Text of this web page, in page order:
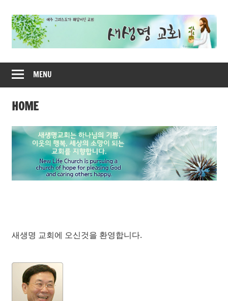
content
새
생
교
회
MENU
HOME
믿음, 소망, 사랑
새생명 교회에 오신것을 환영합니다.